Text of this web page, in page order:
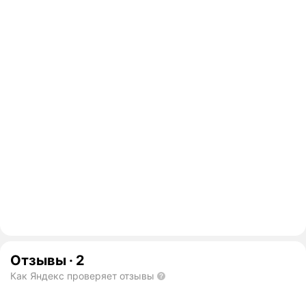
Отзывы · 2
Как Яндекс проверяет отзывы